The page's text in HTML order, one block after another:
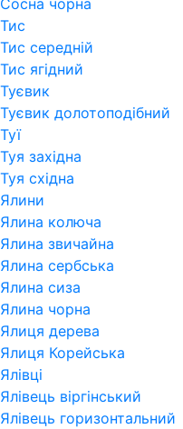
Сосна чорна
Тис
Тис середній
Тис ягідний
Туєвик
Туєвик долотоподібний
Туї
Туя західна
Туя східна
Ялини
Ялина колюча
Ялина звичайна
Ялина сербська
Ялина сиза
Ялина чорна
Ялиця дерева
Ялиця Корейська
Ялівці
Ялівець віргінський
Ялівець горизонтальний